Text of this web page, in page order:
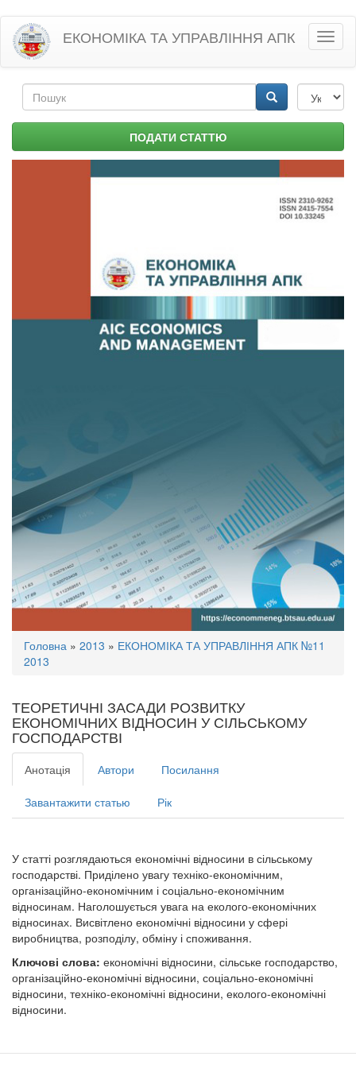
Перейти
основного
матеріалу
ЕКОНОМІКА ТА УПРАВЛІННЯ АПК
Пошукова
форма ПОДАТИ СТАТТЮ
Ви
тут
Головна » 2013 » ЕКОНОМІКА ТА УПРАВЛІННЯ АПК №11
2013
ТЕОРЕТИЧНІ ЗАСАДИ РОЗВИТКУ
ЕКОНОМІЧНИХ ВІДНОСИН У СІЛЬСЬКОМУ
ГОСПОДАРСТВІ
Анотація Автори Посилання
Завантажити статью Рік
У статті розглядаються економічні відносини в сільському
господарстві. Приділено увагу техніко-економічним,
організаційно-економічним і соціально-економічним
відносинам. Наголошується увага на еколого-економічних
відносинах. Висвітлено економічні відносини у сфері
виробництва, розподілу, обміну і споживання.
Ключові слова: економічні відносини, сільське господарство,
організаційно-економічні відносини, соціально-економічні
відносини, техніко-економічні відносини, еколого-економічні
відносини.